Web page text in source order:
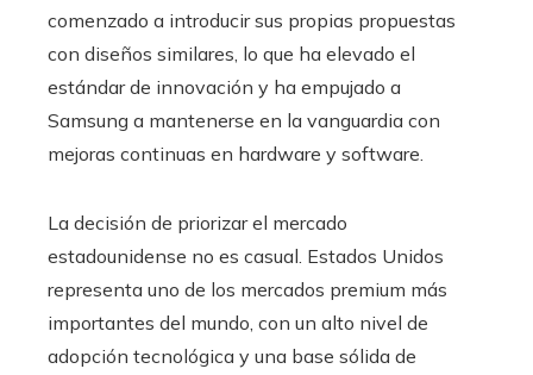
comenzado a introducir sus propias propuestas
con diseños similares, lo que ha elevado el
estándar de innovación y ha empujado a
Samsung a mantenerse en la vanguardia con
mejoras continuas en hardware y software.
La decisión de priorizar el mercado
estadounidense no es casual. Estados Unidos
representa uno de los mercados premium más
importantes del mundo, con un alto nivel de
adopción tecnológica y una base sólida de